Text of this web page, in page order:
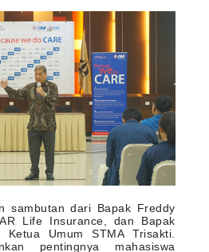
sambutan dari Bapak Freddy
Life Insurance, dan Bapak
Umum STMA Trisakti.
pentingnya mahasiswa